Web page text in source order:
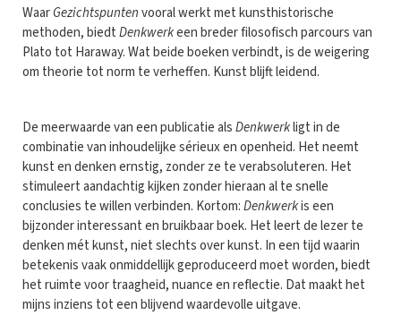
WaarGezichtspuntenvooral werkt met kunsthistorische
methoden, biedtDenkwerkeen breder filosofisch parcours van
Plato tot Haraway. Wat beide boeken verbindt, is de weigering
om theorie tot norm te verheffen. Kunst blijft leidend.
De meerwaarde van een publicatie alsDenkwerkligt in de
combinatie van inhoudelijke sérieux en openheid. Het neemt
kunst en denken ernstig, zonder ze te verabsoluteren. Het
stimuleert aandachtig kijken zonder hieraan al te snelle
conclusies te willen verbinden. Kortom:Denkwerkis een
bijzonder interessant en bruikbaar boek. Het leert de lezer te
denken mét kunst, niet slechts over kunst. In een tijd waarin
betekenis vaak onmiddellijk geproduceerd moet worden, biedt
het ruimte voor traagheid, nuance en reflectie. Dat maakt het
mijns inziens tot een blijvend waardevolle uitgave.